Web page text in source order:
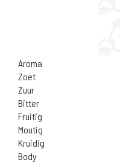
Aroma
Zoet
Zuur
Bitter
Fruitig
Moutig
Kruidig
Body